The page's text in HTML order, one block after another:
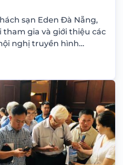
sạn Eden Đà Nẵng,
tham gia và giới thiệu các
nghị truyền hình